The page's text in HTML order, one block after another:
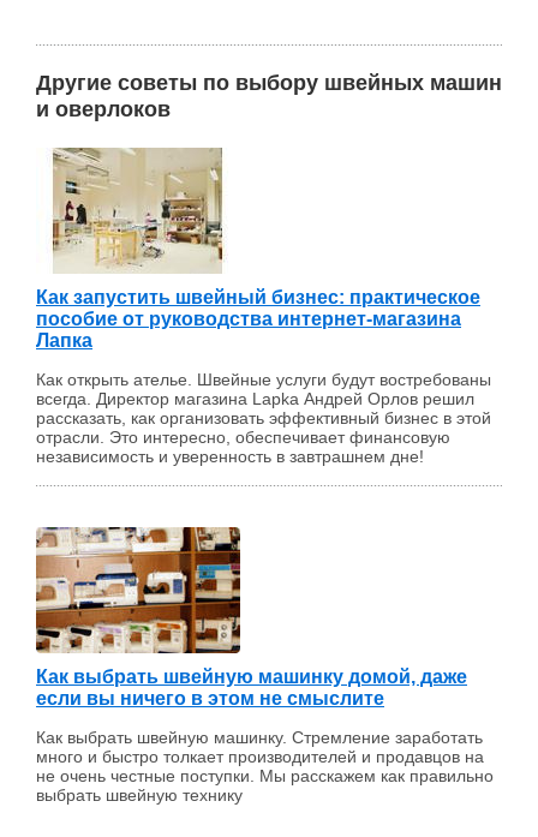
Другие советы по выбору швейных машин
и оверлоков
Как запустить швейный бизнес: практическое
пособие от руководства интернет-магазина
Лапка
Как открыть ателье. Швейные услуги будут востребованы
всегда. Директор магазина Lapka Андрей Орлов решил
рассказать, как организовать эффективный бизнес в этой
отрасли. Это интересно, обеспечивает финансовую
независимость и уверенность в завтрашнем дне!
Как выбрать швейную машинку домой, даже
если вы ничего в этом не смыслите
Как выбрать швейную машинку. Стремление заработать
много и быстро толкает производителей и продавцов на
не очень честные поступки. Мы расскажем как правильно
выбрать швейную технику